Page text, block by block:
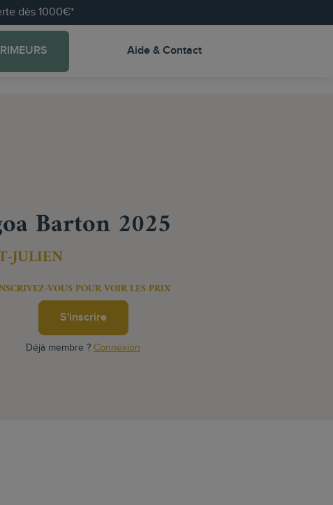
dès 1000€*
Aide & Contact
Barton 2025
JULIEN
VOUS POUR VOIR LES PRIX
S'inscrire
Déjà membre ?Connexion